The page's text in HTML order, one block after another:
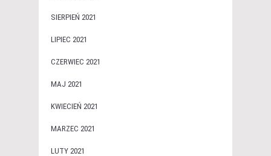
SIERPIEŃ 2021
LIPIEC 2021
CZERWIEC 2021
MAJ 2021
KWIECIEŃ 2021
MARZEC 2021
LUTY 2021